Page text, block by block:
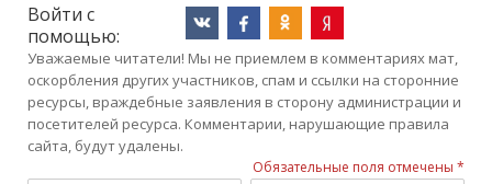
Войти с
помощью:
Уважаемые читатели! Мы не приемлем в комментариях мат,
оскорбления других участников, спам и ссылки на сторонние
ресурсы, враждебные заявления в сторону администрации и
посетителей ресурса. Комментарии, нарушающие правила
сайта, будут удалены.
Обязательные поля отмечены *